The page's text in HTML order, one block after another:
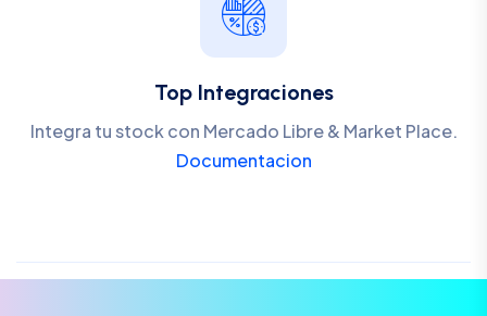
Top Integraciones
Integra tu stock con Mercado Libre & Market Place.
Documentacion